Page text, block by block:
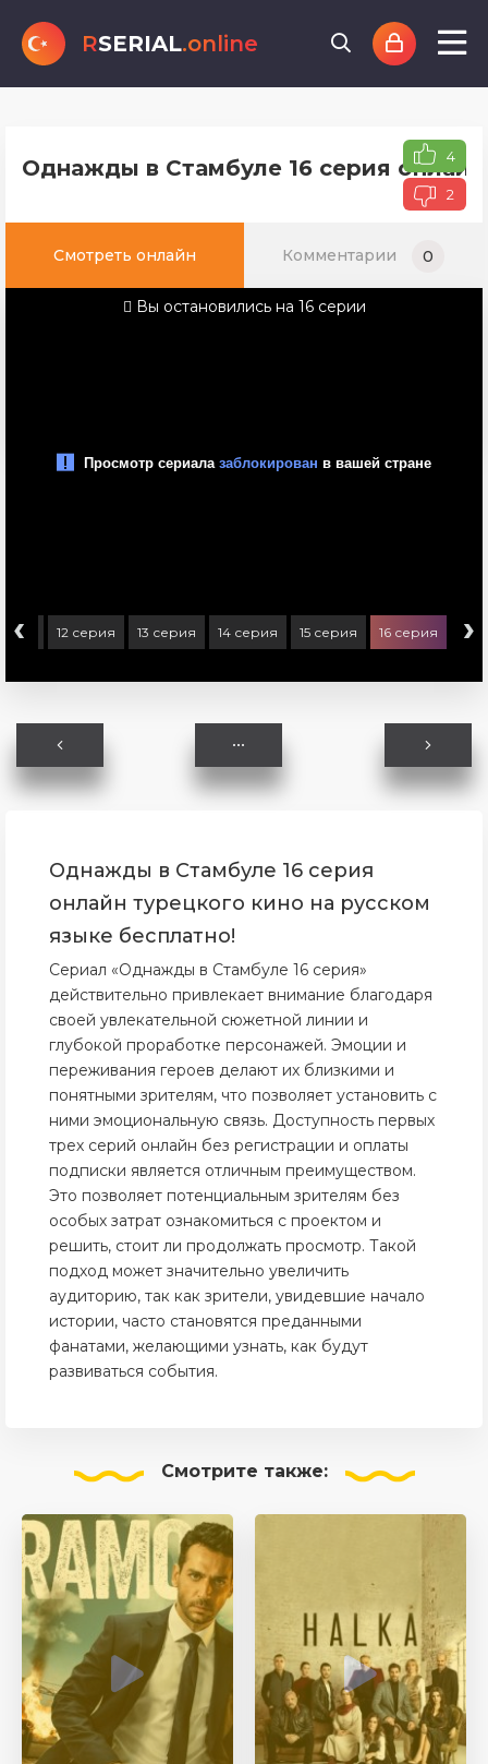
RSERIAL.online
Однажды в Стамбуле 16 серия 4
2
Смотреть онлайн Комментарии 0
Вы остановились на 16 серии
‹ 12 серия 13 серия 14 серия 15 серия 16 серия ›
Однажды в Стамбуле 16 серия
онлайн турецкого кино на русском
языке бесплатно!
Сериал «Однажды в Стамбуле 16 серия»
действительно привлекает внимание благодаря
своей увлекательной сюжетной линии и
глубокой проработке персонажей. Эмоции и
переживания героев делают их близкими и
понятными зрителям, что позволяет установить с
ними эмоциональную связь. Доступность первых
трех серий онлайн без регистрации и оплаты
подписки является отличным преимуществом.
Это позволяет потенциальным зрителям без
особых затрат ознакомиться с проектом и
решить, стоит ли продолжать просмотр. Такой
подход может значительно увеличить
аудиторию, так как зрители, увидевшие начало
истории, часто становятся преданными
фанатами, желающими узнать, как будут
развиваться события.
Смотрите также: